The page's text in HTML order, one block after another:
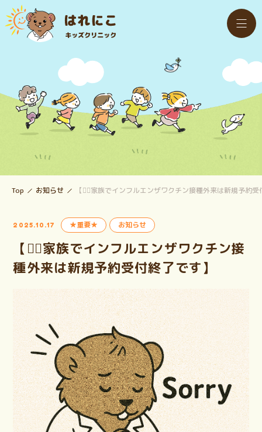
Top お知らせ 【🙇‍♂️家族でインフルエンザワクチン接種外来は新規予約
2025.10.17 ★重要★ お知らせ
【🙇‍♂️家族でインフルエンザワクチン接
種外来は新規予約受付終了です】